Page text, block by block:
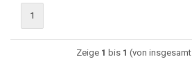
1
Zeige 1 bis 1 (von insgesamt